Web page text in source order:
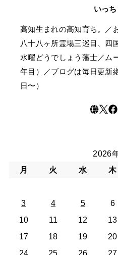
いっ
高知生まれの高知育ち。／
八十八ヶ所霊場三巡目、四
水曜どうでしょう藩士／ム
年目）／ブログは毎日更新
日〜）
2026
月
火 水 木
3
4 5 6
10
11 12 13
17
18 19 20